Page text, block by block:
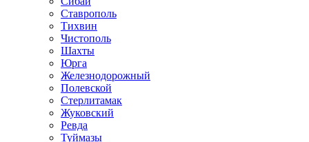
Ставрополь
Тихвин
Чистополь
Шахты
Юрга
Железнодорожный
Полевской
Стерлитамак
Жуковский
Ревда
Туймазы